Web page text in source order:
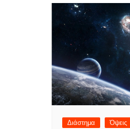
Διάστημα Όψεις